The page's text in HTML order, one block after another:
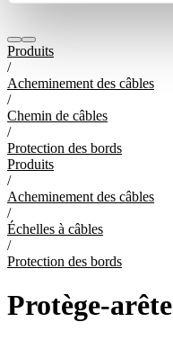
Produits
/
Acheminement des câbles
/
Chemin de câbles
/
Protection des bords
Produits
/
Acheminement des câbles
/
Échelles à câbles
/
Protection des bords
Protège-arête